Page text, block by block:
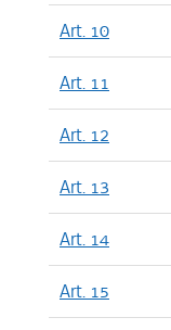
Art. 10
Art. 11
Art. 12
Art. 13
Art. 14
Art. 15